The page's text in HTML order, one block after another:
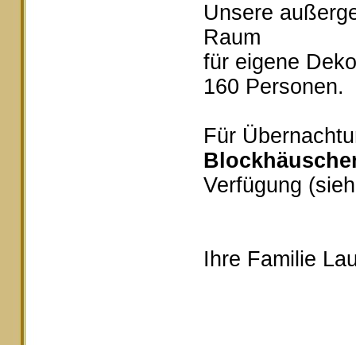
Unsere
Raum
für eigene
160 Personen.
Für
Verfügung
Ihre Familie